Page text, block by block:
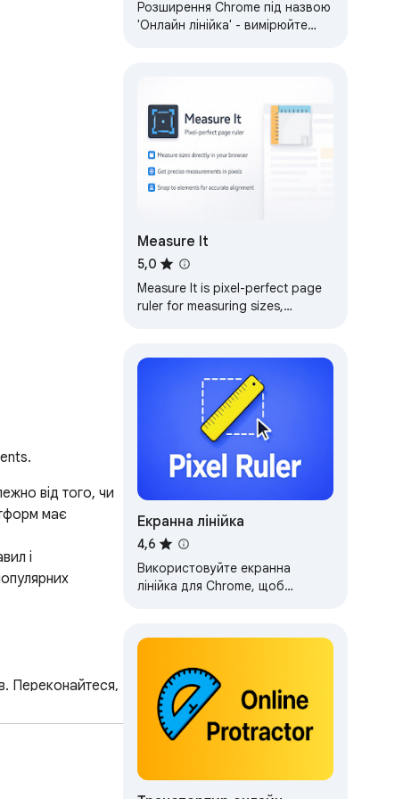
від того, чи
має
і
Переконайтеся,
Розширення Chrome під назвою
'Онлайн лінійка' - вимірюйте
Measure It
5,0
Measure It is pixel-perfect page
ruler for measuring sizes,
Екранна лінійка
4,6
Використовуйте екранна
лінійка для Chrome, щоб
піксельна лінійка для…